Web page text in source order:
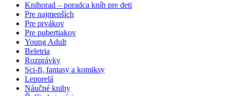
Knihorad – poradca kníh pre deti
Pre najmenších
Pre prvákov
Pre pubertiakov
Young Adult
Beletria
Rozprávky
Sci-fi, fantasy a komiksy
Leporelá
Náučné knihy